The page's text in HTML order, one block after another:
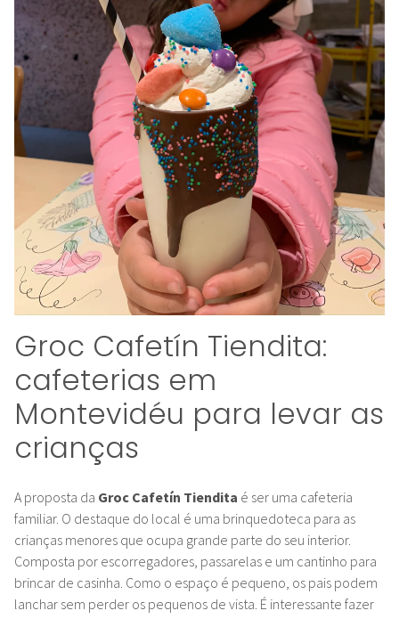
Groc Cafetín Tiendita:
cafeterias em
Montevidéu para levar as
crianças
A proposta da Groc Cafetín Tiendita é ser uma cafeteria
familiar. O destaque do local é uma brinquedoteca para as
crianças menores que ocupa grande parte do seu interior.
Composta por escorregadores, passarelas e um cantinho para
brincar de casinha. Como o espaço é pequeno, os pais podem
lanchar sem perder os pequenos de vista. É interessante fazer